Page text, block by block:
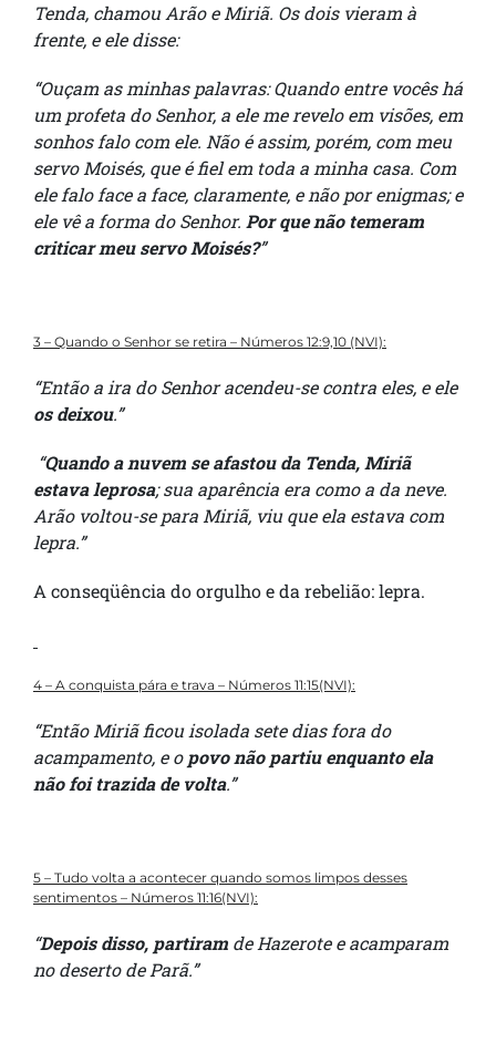
Tenda, chamou Arão e Miriã. Os dois vieram à
frente, e ele disse:
“Ouçam as minhas palavras: Quando entre vocês há
um profeta do Senhor, a ele me revelo em visões, em
sonhos falo com ele. Não é assim, porém, com meu
servo Moisés, que é fiel em toda a minha casa. Com
ele falo face a face, claramente, e não por enigmas; e
ele vê a forma do Senhor. Por que não temeram
criticar meu servo Moisés?”
3 – Quando o Senhor se retira – Números 12:9,10 (NVI):
“Então a ira do Senhor acendeu-se contra eles, e ele
os deixou.”
“Quando a nuvem se afastou da Tenda, Miriã
estava leprosa; sua aparência era como a da neve.
Arão voltou-se para Miriã, viu que ela estava com
lepra.”
A conseqüência do orgulho e da rebelião: lepra.
4 – A conquista pára e trava – Números 11:15(NVI):
“Então Miriã ficou isolada sete dias fora do
acampamento, e o povo não partiu enquanto ela
não foi trazida de volta.”
5 – Tudo volta a acontecer quando somos limpos desses
sentimentos – Números 11:16(NVI):
“Depois disso, partiram de Hazerote e acamparam
no deserto de Parã.”